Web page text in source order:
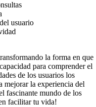
usuario
la forma en que
para comprender el
de los usuarios los
mejorar la experiencia del
fascinante mundo de los
facilitar tu vida!